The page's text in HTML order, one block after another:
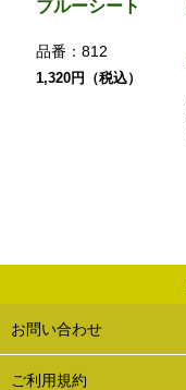
ブルーシート
品番： 812
1,320円（税込）
お問い合わせ
ご利用規約